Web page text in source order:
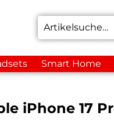
Smart Home
iPhone 17